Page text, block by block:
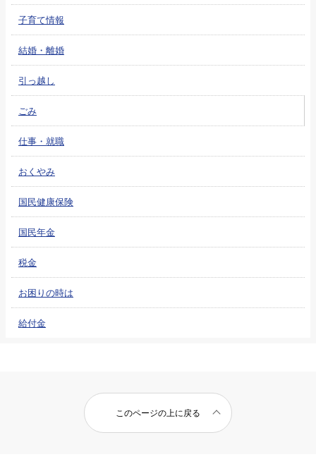
子育て情報
結婚・離婚
引っ越し
ごみ
仕事・就職
おくやみ
国民健康保険
国民年金
税金
お困りの時は
給付金
このページの上に戻る